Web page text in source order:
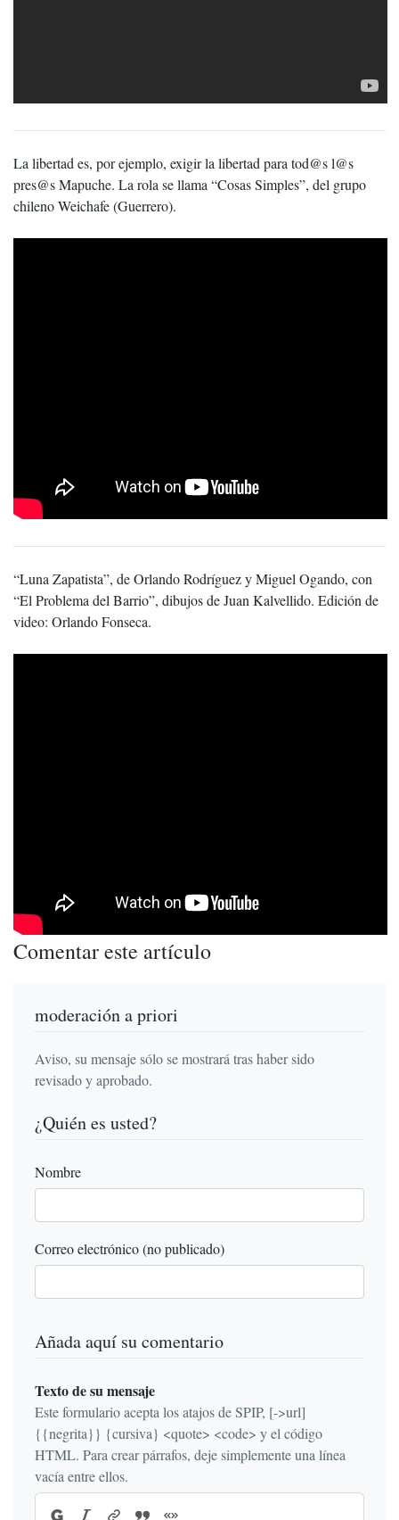
La libertad es, por ejemplo, exigir la libertad para tod@s l@s
pres@s Mapuche. La rola se llama “Cosas Simples”, del grupo
chileno Weichafe (Guerrero).
“Luna Zapatista”, de Orlando Rodríguez y Miguel Ogando, con
“El Problema del Barrio”, dibujos de Juan Kalvellido. Edición de
video: Orlando Fonseca.
Comentar este artículo
moderación a priori
Aviso, su mensaje sólo se mostrará tras haber sido
revisado y aprobado.
¿Quién es usted?
Nombre
Correo electrónico (no publicado)
Añada aquí su comentario
Texto de su mensaje
Este formulario acepta los atajos de SPIP, [->url]
{{negrita}} {cursiva} <quote> <code> y el código
HTML. Para crear párrafos, deje simplemente una línea
vacía entre ellos.